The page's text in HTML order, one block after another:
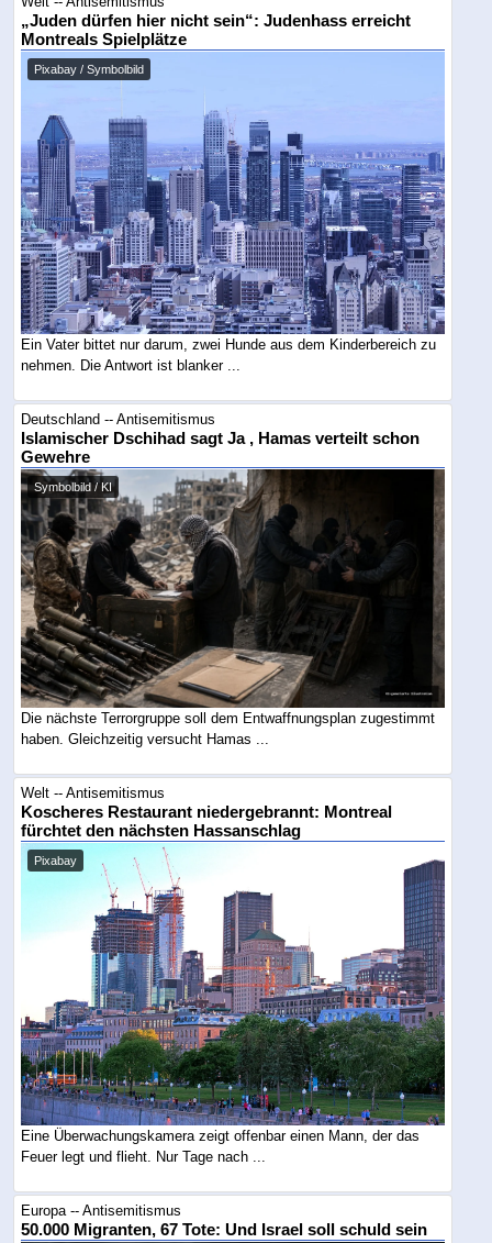
„Juden dürfen hier nicht sein“: Judenhass erreicht
Montreals Spielplätze
Pixabay / Symbolbild
Ein Vater bittet nur darum, zwei Hunde aus dem Kinderbereich zu
nehmen. Die Antwort ist blanker ...
Deutschland -- Antisemitismus
Islamischer Dschihad sagt Ja , Hamas verteilt schon
Gewehre
Symbolbild / KI
Die nächste Terrorgruppe soll dem Entwaffnungsplan zugestimmt
haben. Gleichzeitig versucht Hamas ...
Welt -- Antisemitismus
Koscheres Restaurant niedergebrannt: Montreal
fürchtet den nächsten Hassanschlag
Pixabay
Eine Überwachungskamera zeigt offenbar einen Mann, der das
Feuer legt und flieht. Nur Tage nach ...
Europa -- Antisemitismus
50.000 Migranten, 67 Tote: Und Israel soll schuld sein